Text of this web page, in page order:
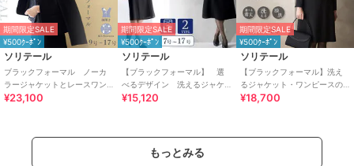
期間限定SALE
¥500ｸｰﾎﾟﾝ
ソリテール
ブラックフォーマル ノーカ
ラージャケットとレースワン
ピースのアンサンブル/喪服/礼
¥23,100
期間限定SALE
¥500ｸｰﾎﾟﾝ
ソリテール
【ブラックフォーマル】 選
べるデザイン 洗えるジャケ
ット・ワンピースアンサンブ
¥15,120
期間限定SALE
¥500ｸｰﾎﾟﾝ
ソリテール
【ブラックフォーマル】洗え
るジャケット・ワンピースの
アンサンブル/喪服/礼服/卒業
¥18,700
もっとみる